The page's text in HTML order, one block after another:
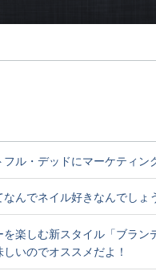
フル・デッドにマーケティ
なんでネイル好きなんでしょ
を楽しむ新スタイル「ブラン
いのでオススメだよ！